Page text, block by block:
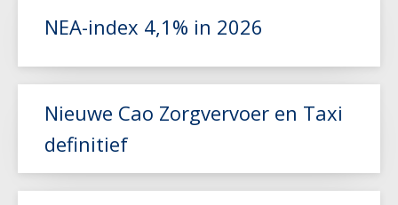
Lees meer
Lees meer
NEA-index 4,1% in 2026
Nieuwe Cao Zorgvervoer en Taxi
definitief